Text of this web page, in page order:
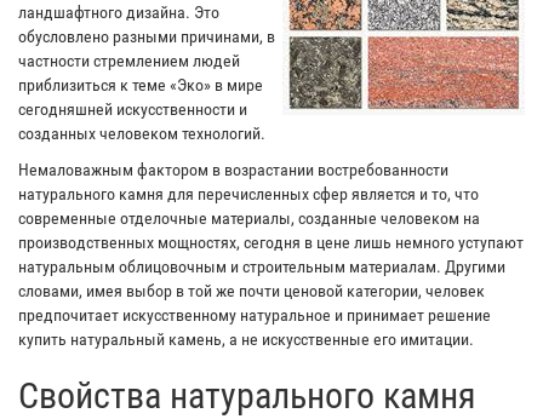
ландшафтного дизайна. Это
обусловлено разными причинами, в
частности стремлением людей
приблизиться к теме «Эко» в мире
сегодняшней искусственности и
созданных человеком технологий.
Немаловажным фактором в возрастании востребованности
натурального камня для перечисленных сфер является и то, что
современные отделочные материалы, созданные человеком на
производственных мощностях, сегодня в цене лишь немного уступают
натуральным облицовочным и строительным материалам. Другими
словами, имея выбор в той же почти ценовой категории, человек
предпочитает искусственному натуральное и принимает решение
купить натуральный камень, а не искусственные его имитации.
Свойства натурального камня